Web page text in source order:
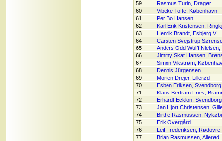
59
Rasmus Turin, Dragør
60
Vibeke Tofte, København
61
Per Bo Hansen
62
Karl Erik Kristensen,
63
Henrik Brandt, Esbjerg V
64
Carsten Svejstrup
65
Anders Odd Wulff Nielsen,
66
Jimmy Skat Hansen,
67
Simon Vikstrøm,
68
Dennis Jürgensen
69
Morten Drejer, Lillerød
70
Esben Eriksen, Svendborg
71
Klaus Bertram Fries,
72
Erhardt Ecklon, Svendborg
73
Jan Hjort Christensen,
74
Birthe Rasmussen,
75
Erik Overgård
76
Leif Frederiksen, Rødovre
77
Brian Rasmussen, Allerød